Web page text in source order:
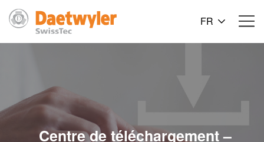
FR
Centre de téléchargement –